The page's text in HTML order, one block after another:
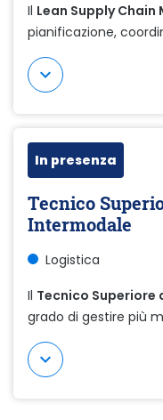
Il Lean Supply Chain
pianificazione,
Mostra di più
In presenza
Tecnico
Intermodale
Logistica
Il Tecnico
grado di gestire più
Mostra di più